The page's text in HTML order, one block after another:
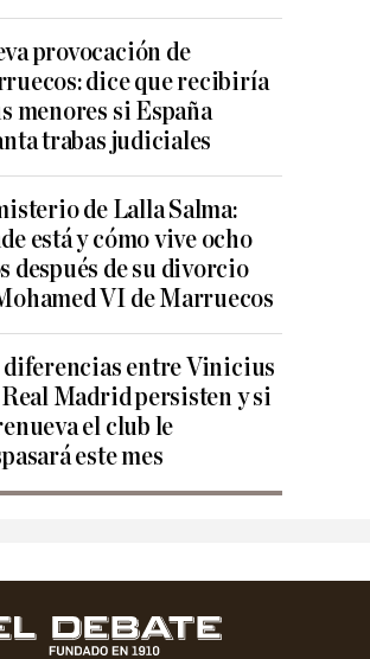
provocación de
dice que recibiría
menores si España
trabas judiciales
de Lalla Salma:
está y cómo vive ocho
después de su divorcio
VI de Marruecos
diferencias entre Vinicius
Madrid persisten y si
el club le
este mes